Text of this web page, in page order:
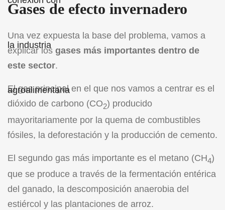
Gases de efecto invernadero
Una vez expuesta la base del problema, vamos a
explicar los gases más importantes dentro de
este sector.
El gas principal en el que nos vamos a centrar es el
dióxido de carbono (CO2) producido
mayoritariamente por la quema de combustibles
fósiles, la deforestación y la producción de cemento.
El segundo gas más importante es el metano (CH4)
que se produce a través de la fermentación entérica
del ganado, la descomposición anaerobia del
estiércol y las plantaciones de arroz.